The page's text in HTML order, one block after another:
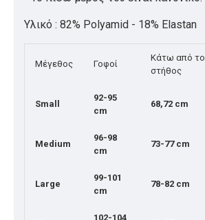
Υλικό : 82% Polyamid - 18% Elastan
Μέγεθος Γοφοί
Κάτω από το
στήθος
Small
92-95
cm
68,72 cm
Medium
96-98
cm
73-77 cm
Large
99-101
cm
78-82 cm
102-104